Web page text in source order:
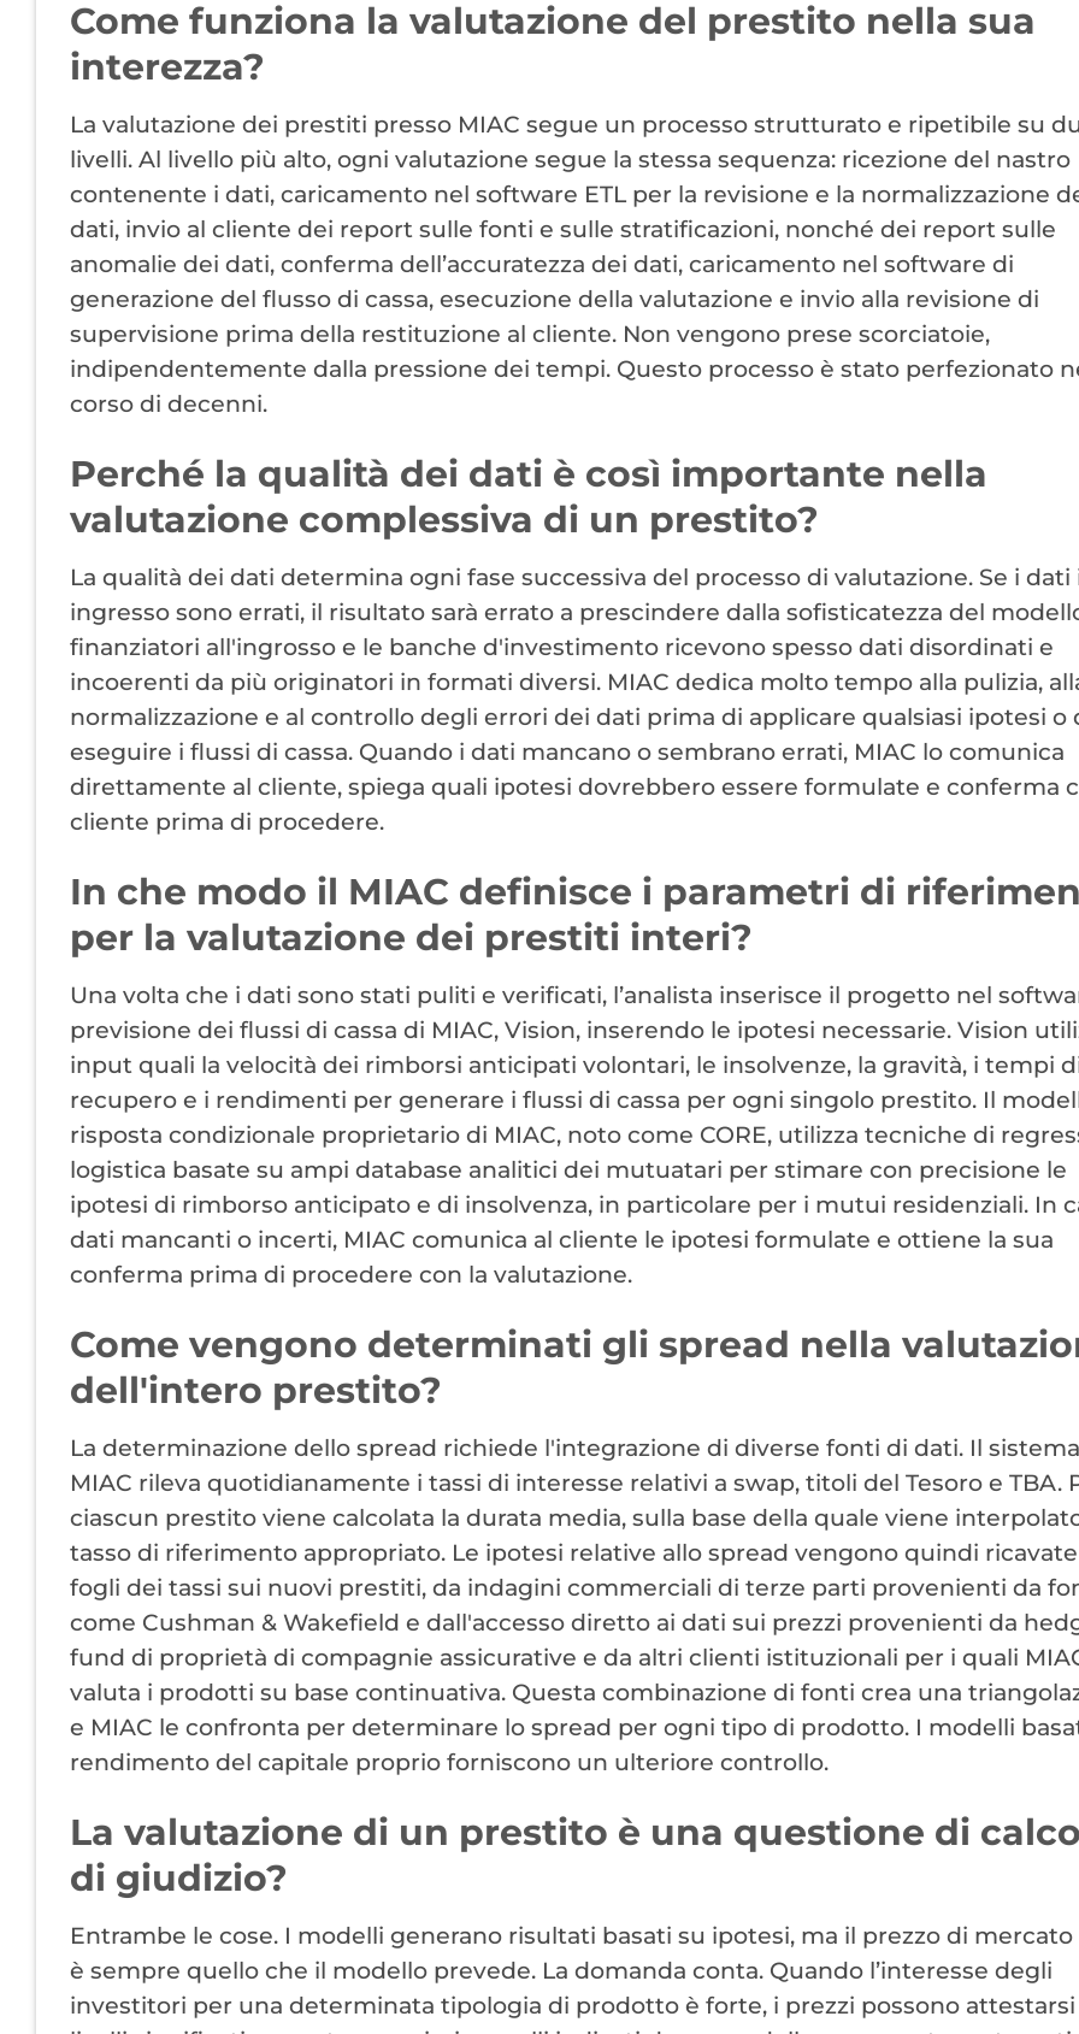
Come funziona la valutazione del prestito nella sua
interezza?
La valutazione dei prestiti presso MIAC segue un processo strutturato e ripetibile su
livelli. Al livello più alto, ogni valutazione segue la stessa sequenza: ricezione del nastro
contenente i dati, caricamento nel software ETL per la revisione e la normalizzazione
dati, invio al cliente dei report sulle fonti e sulle stratificazioni, nonché dei report sulle
anomalie dei dati, conferma dell’accuratezza dei dati, caricamento nel software di
generazione del flusso di cassa, esecuzione della valutazione e invio alla revisione di
supervisione prima della restituzione al cliente. Non vengono prese scorciatoie,
indipendentemente dalla pressione dei tempi. Questo processo è stato perfezionato
corso di decenni.
Perché la qualità dei dati è così importante nella
valutazione complessiva di un prestito?
La qualità dei dati determina ogni fase successiva del processo di valutazione. Se i dati
ingresso sono errati, il risultato sarà errato a prescindere dalla sofisticatezza del
finanziatori all'ingrosso e le banche d'investimento ricevono spesso dati disordinati e
incoerenti da più originatori in formati diversi. MIAC dedica molto tempo alla pulizia,
normalizzazione e al controllo degli errori dei dati prima di applicare qualsiasi ipotesi o
eseguire i flussi di cassa. Quando i dati mancano o sembrano errati, MIAC lo comunica
direttamente al cliente, spiega quali ipotesi dovrebbero essere formulate e conferma
cliente prima di procedere.
In che modo il MIAC definisce i parametri di
per la valutazione dei prestiti interi?
Una volta che i dati sono stati puliti e verificati, l’analista inserisce il progetto nel
previsione dei flussi di cassa di MIAC, Vision, inserendo le ipotesi necessarie. Vision
input quali la velocità dei rimborsi anticipati volontari, le insolvenze, la gravità, i tempi
recupero e i rendimenti per generare i flussi di cassa per ogni singolo prestito. Il
risposta condizionale proprietario di MIAC, noto come CORE, utilizza tecniche di
logistica basate su ampi database analitici dei mutuatari per stimare con precisione le
ipotesi di rimborso anticipato e di insolvenza, in particolare per i mutui residenziali. In
dati mancanti o incerti, MIAC comunica al cliente le ipotesi formulate e ottiene la sua
conferma prima di procedere con la valutazione.
Come vengono determinati gli spread nella
dell'intero prestito?
La determinazione dello spread richiede l'integrazione di diverse fonti di dati. Il sistema
MIAC rileva quotidianamente i tassi di interesse relativi a swap, titoli del Tesoro e TBA.
ciascun prestito viene calcolata la durata media, sulla base della quale viene
tasso di riferimento appropriato. Le ipotesi relative allo spread vengono quindi
fogli dei tassi sui nuovi prestiti, da indagini commerciali di terze parti provenienti da
come Cushman & Wakefield e dall'accesso diretto ai dati sui prezzi provenienti da
fund di proprietà di compagnie assicurative e da altri clienti istituzionali per i quali
valuta i prodotti su base continuativa. Questa combinazione di fonti crea una
e MIAC le confronta per determinare lo spread per ogni tipo di prodotto. I modelli
rendimento del capitale proprio forniscono un ulteriore controllo.
La valutazione di un prestito è una questione di
di giudizio?
Entrambe le cose. I modelli generano risultati basati su ipotesi, ma il prezzo di mercato
è sempre quello che il modello prevede. La domanda conta. Quando l’interesse degli
investitori per una determinata tipologia di prodotto è forte, i prezzi possono attestarsi